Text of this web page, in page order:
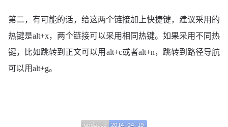
第二，有可能的话，给这两个链接加上快捷键，建议采用的
热键是alt+x，两个链接可以采用相同热键。如果采用不同热
键，比如跳转到正文可以用alt+c或者alt+n，跳转到路径导航
可以用alt+g。
updated
updated 2014-04-19
2014-04-19